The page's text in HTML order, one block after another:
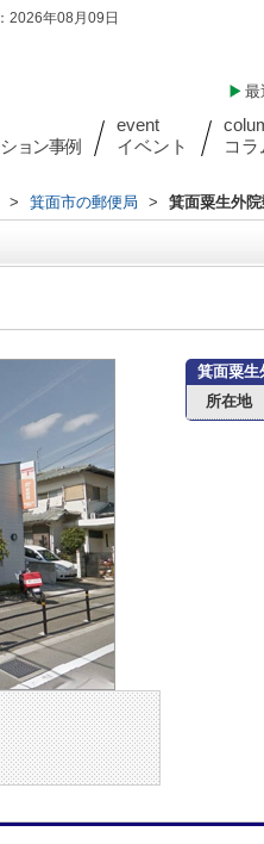
2026年08月09日
最
ョン事例
event
イベント
コラ
> 箕面市の郵便局 > 箕面粟生外
箕面粟生
所在地